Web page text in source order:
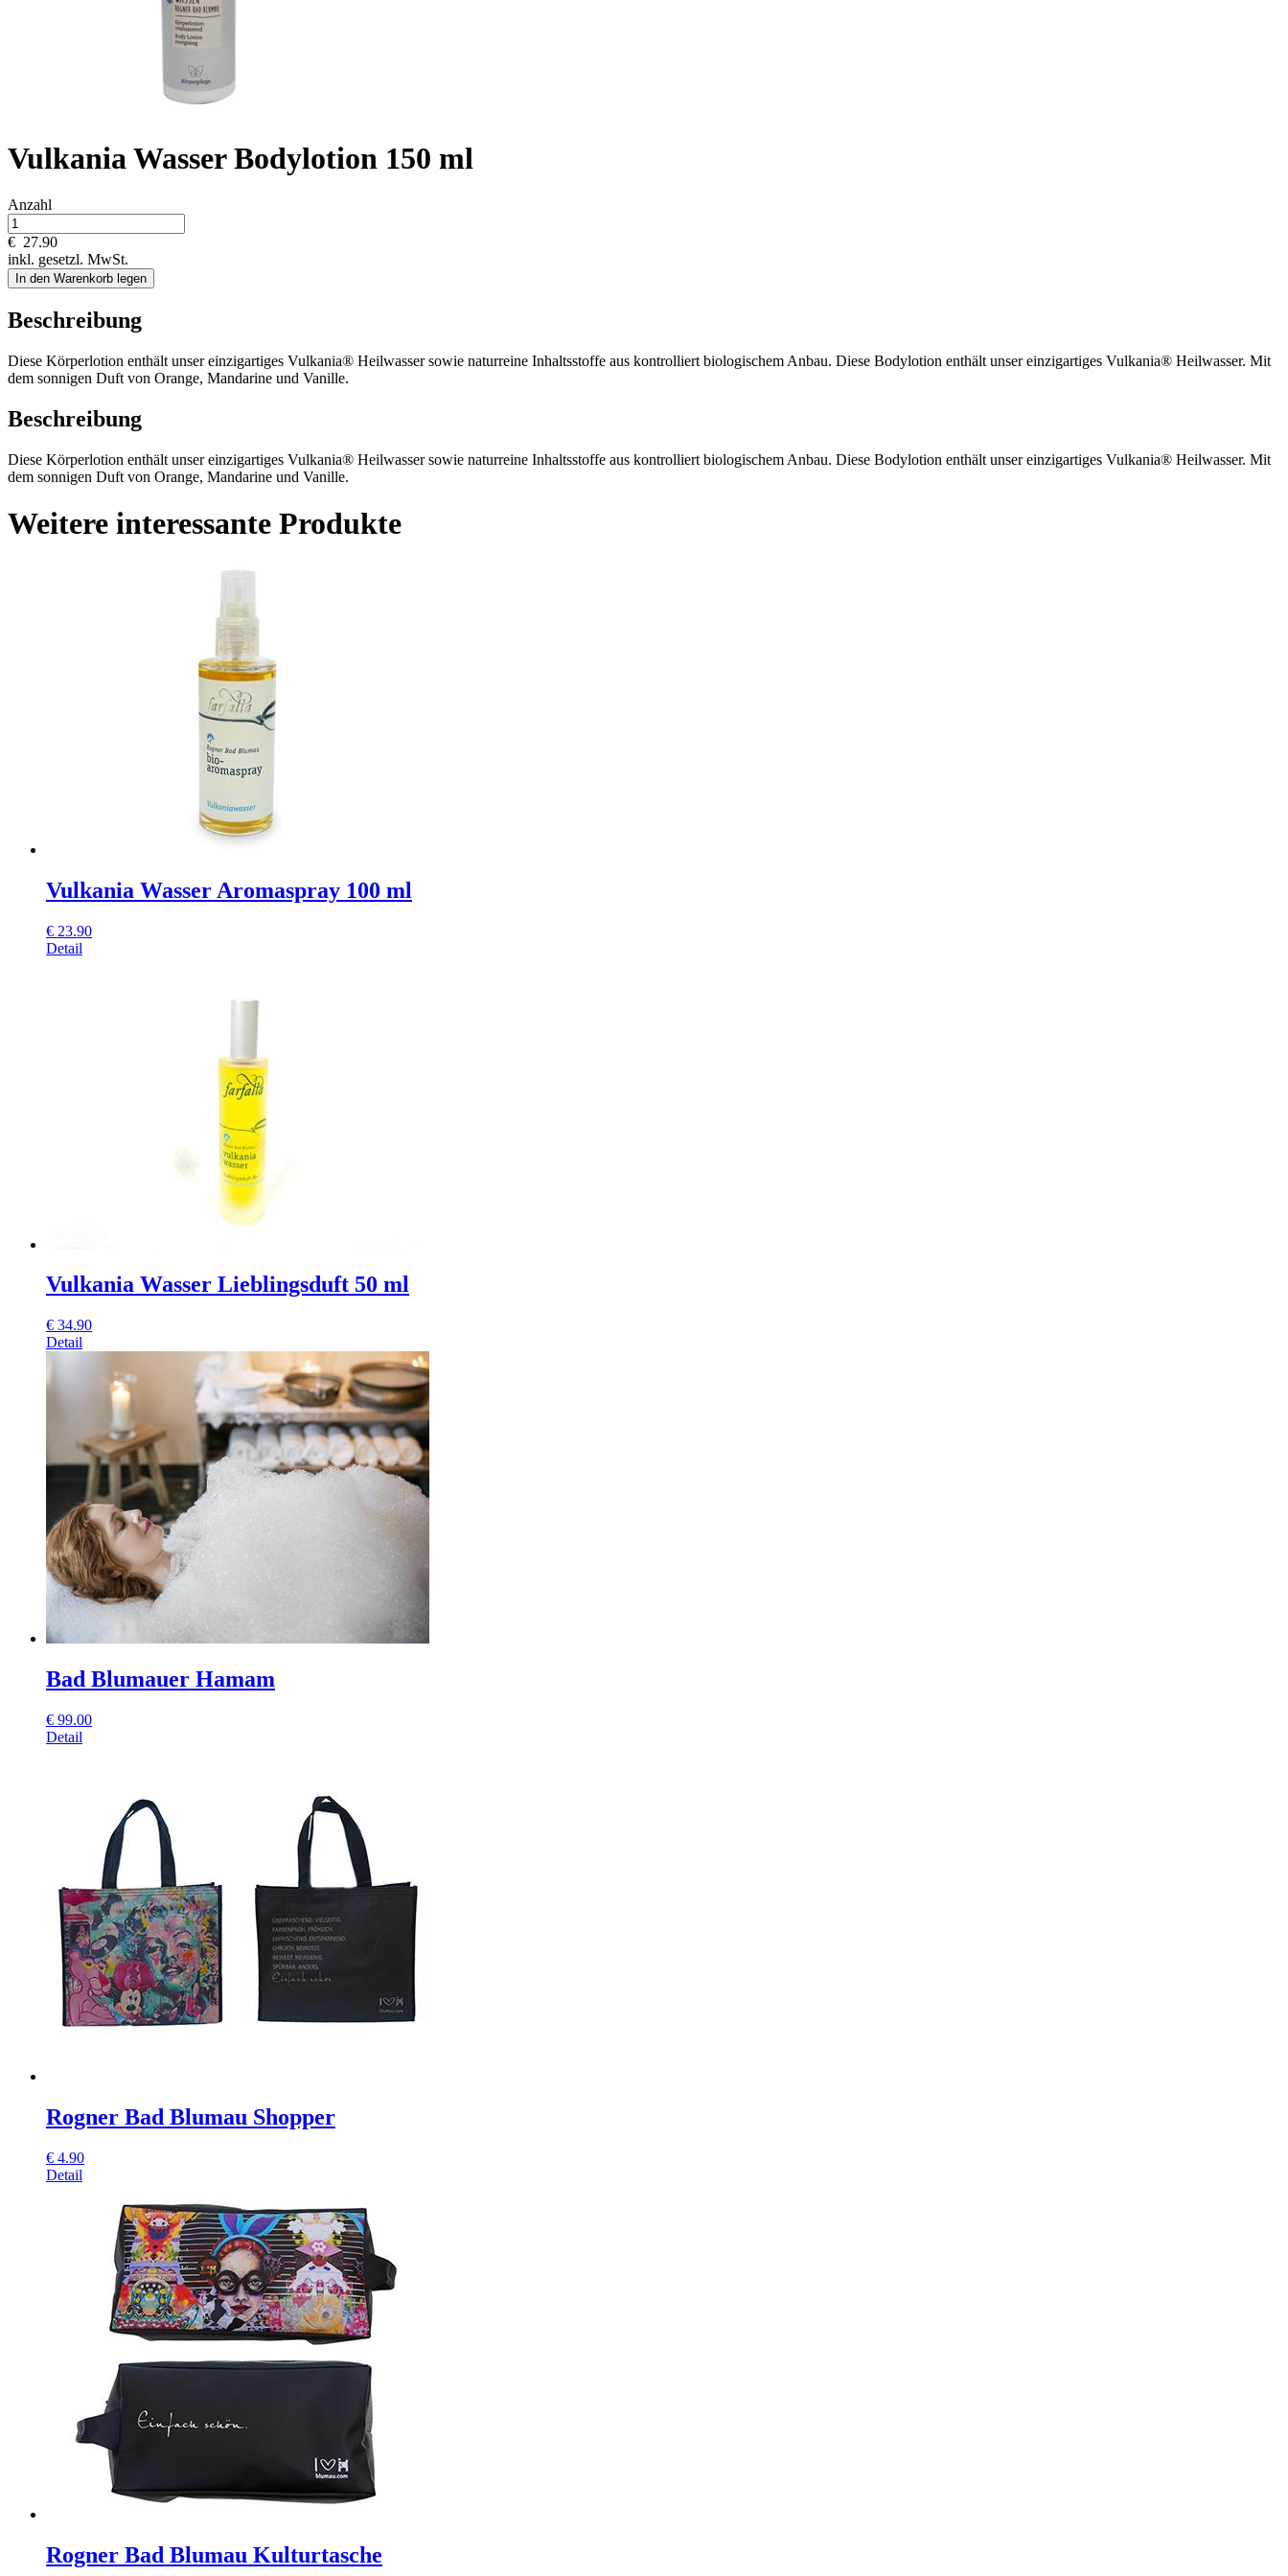
Vulkania Wasser Bodylotion 150 ml
Anzahl
€ 27.90
inkl. gesetzl. MwSt.
In den Warenkorb legen
Beschreibung
Diese Körperlotion enthält unser einzigartiges Vulkania® Heilwasser sowie naturreine Inhaltsstoffe aus kontrolliert biologischem Anbau. Diese Bodylotion enthält unser einzigartiges Vulkania® Heilwasser. Mit
dem sonnigen Duft von Orange, Mandarine und Vanille.
Beschreibung
Diese Körperlotion enthält unser einzigartiges Vulkania® Heilwasser sowie naturreine Inhaltsstoffe aus kontrolliert biologischem Anbau. Diese Bodylotion enthält unser einzigartiges Vulkania® Heilwasser. Mit
dem sonnigen Duft von Orange, Mandarine und Vanille.
Weitere interessante Produkte
Vulkania Wasser Aromaspray 100 ml
€ 23.90
Detail
Vulkania Wasser Lieblingsduft 50 ml
€ 34.90
Detail
Bad Blumauer Hamam
€ 99.00
Detail
Rogner Bad Blumau Shopper
€ 4.90
Detail
Rogner Bad Blumau Kulturtasche